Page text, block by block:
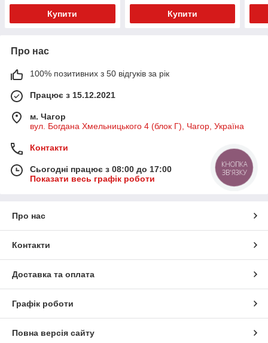
Купити Купити
Про нас
100% позитивних з 50 відгуків за рік
Працює з 15.12.2021
м. Чагор
вул. Богдана Хмельницького 4 (блок Г), Чагор, Україна
Контакти
Сьогодні працює з 08:00 до 17:00
Показати весь графік роботи
Про нас
Контакти
Доставка та оплата
Графік роботи
Повна версія сайту
КНОПКА
ЗВ'ЯЗКУ